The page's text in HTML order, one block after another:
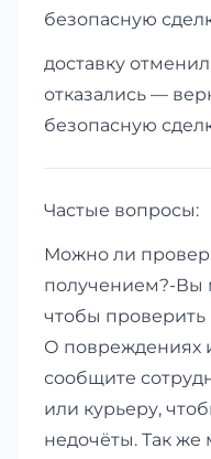
безопасную
доставку
отказались —
безопасную
Частые вопросы:
Можно ли
получением?-Вы
чтобы проверить
О повреждениях
сообщите
или курьеру,
недочёты. Так же